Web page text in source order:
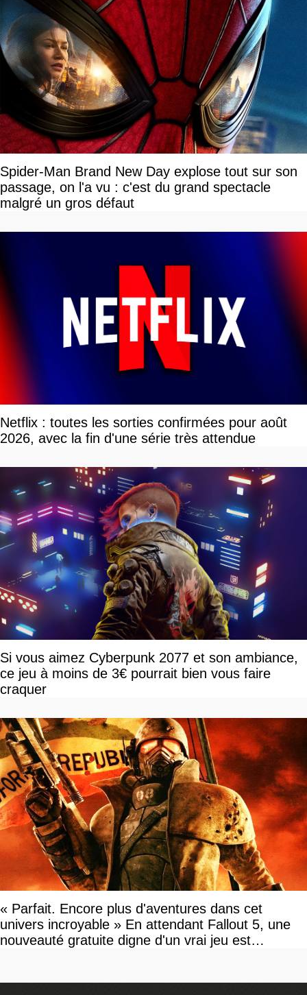
Spider-Man Brand New Day explose tout sur son
passage, on l'a vu : c'est du grand spectacle
malgré un gros défaut
Netflix : toutes les sorties confirmées pour août
2026, avec la fin d'une série très attendue
Si vous aimez Cyberpunk 2077 et son ambiance,
ce jeu à moins de 3€ pourrait bien vous faire
craquer
« Parfait. Encore plus d'aventures dans cet
univers incroyable » En attendant Fallout 5, une
nouveauté gratuite digne d'un vrai jeu est